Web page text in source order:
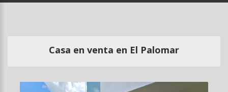
Casa en venta en El Palomar